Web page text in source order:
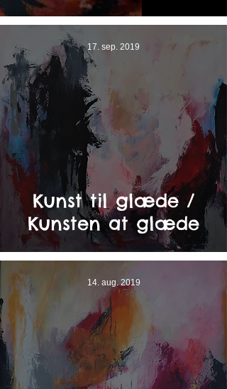
Kunst til glæde /
Kunsten at glæde
17. sep. 2019
14. aug. 2019